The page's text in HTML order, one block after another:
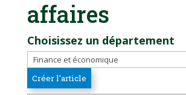
affaires
Choisissez un département